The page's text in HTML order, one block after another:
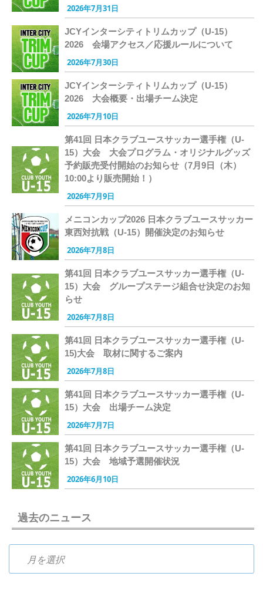
2026年7月31日
JCYインターシティトリムカップ（U-15）
2026 会場アクセス／応援ルールについて
2026年7月30日
JCYインターシティトリムカップ（U-15）
2026 大会概要・出場チーム決定
2026年7月10日
第41回 日本クラブユースサッカー選手権（U-
15）大会 大会プログラム・オリジナルグッズ
予約販売受付開始のお知らせ（7月9日（木）
10:00より販売開始！）
2026年7月9日
メニコンカップ2026 日本クラブユースサッカー
東西対抗戦（U-15）開催決定のお知らせ
2026年7月8日
第41回 日本クラブユースサッカー選手権（U-
15）大会 グループステージ組合せ決定のお知
らせ
2026年7月8日
第41回 日本クラブユースサッカー選手権（U-
15)大会 取材に関するご案内
2026年7月8日
第41回 日本クラブユースサッカー選手権（U-
15）大会 出場チーム決定
2026年7月7日
第41回 日本クラブユースサッカー選手権（U-
15）大会 地域予選開催状況
2026年6月10日
過去のニュース